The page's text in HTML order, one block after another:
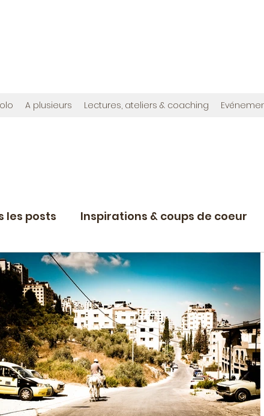
A plusieurs Lectures, ateliers & coaching
les posts Inspirations & coups de coeur
Eléments de coaching Projets d'écriture en
Humeurs Scènes de vie macédoine
Lecture musicale Projet de maison d'édition
Offre spéciale Livre paru Travail